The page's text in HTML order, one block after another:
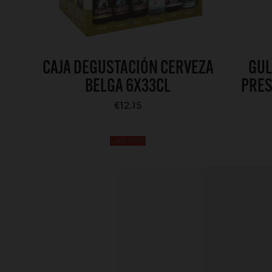
CAJA DEGUSTACIÓN CERVEZA
BELGA 6X33CL
€ 12.15